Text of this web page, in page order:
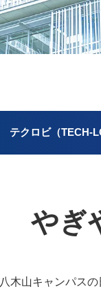
テクロビ（TECH-
やぎ
八木山キャンパスの